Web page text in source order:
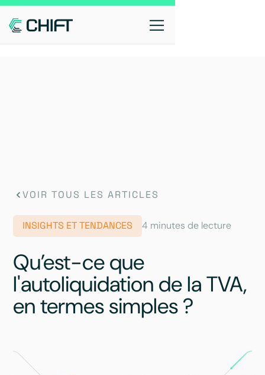
VOIR TOUS LES ARTICLES
INSIGHTS ET TENDANCES 4 minutes de lecture
Qu’est-ce que
l'autoliquidation de la TVA,
en termes simples ?